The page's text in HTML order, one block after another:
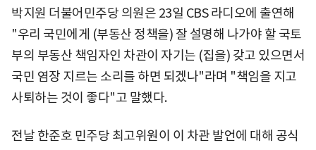
박지원 더불어민주당 의원은 23일 CBS 라디오에 출연해
"우리 국민에게 (부동산 정책을) 잘 설명해 나가야 할 국토
부의 부동산 책임자인 차관이 자기는 (집을) 갖고 있으면서
국민 염장 지르는 소리를 하면 되겠나"라며 "책임을 지고
사퇴하는 것이 좋다"고 말했다.
전날 한준호 민주당 최고위원이 이 차관 발언에 대해 공식